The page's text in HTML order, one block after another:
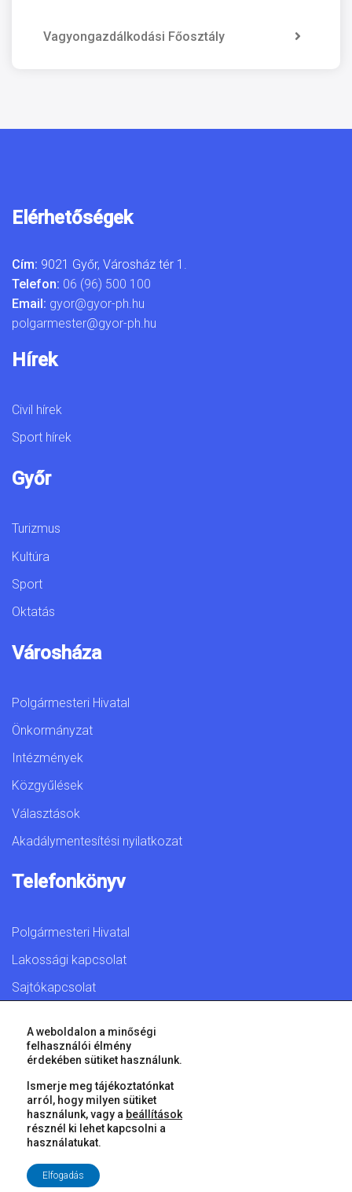
Vagyongazdálkodási Főosztály
Elérhetőségek
Cím: 9021 Győr, Városház tér 1.
Telefon: 06 (96) 500 100
Email: gyor@gyor-ph.hu
polgarmester@gyor-ph.hu
Hírek
Civil hírek
Sport hírek
Győr
Turizmus
Kultúra
Sport
Oktatás
Városháza
Polgármesteri Hivatal
Önkormányzat
Intézmények
Közgyűlések
Választások
Akadálymentesítési nyilatkozat
Telefonkönyv
Polgármesteri Hivatal
Lakossági kapcsolat
Sajtókapcsolat
© 2026 Győr Megyei Jogú Város • Minden jog fenntartva!
A weboldalon a minőségi
felhasználói élmény
érdekében sütiket használunk.
Ismerje meg tájékoztatónkat
arról, hogy milyen sütiket
használunk, vagy a beállítások
résznél ki lehet kapcsolni a
használatukat.
Elfogadás